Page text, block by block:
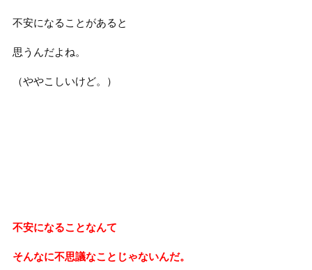
不安になることがあると
思うんだよね。
（ややこしいけど。）
不安になることなんて
そんなに不思議なことじゃないんだ。